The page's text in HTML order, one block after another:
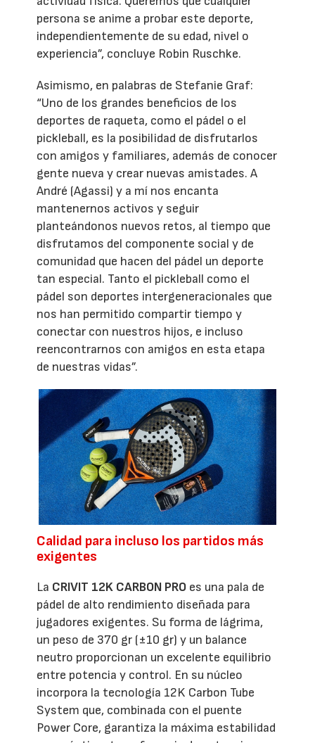
persona se anime a probar este deporte,
independientemente de su edad, nivel o
experiencia”, concluye Robin Ruschke.
Asimismo, en palabras de Stefanie Graf:
“Uno de los grandes beneficios de los
deportes de raqueta, como el pádel o el
pickleball, es la posibilidad de disfrutarlos
con amigos y familiares, además de conocer
gente nueva y crear nuevas amistades. A
André (Agassi) y a mí nos encanta
mantenernos activos y seguir
planteándonos nuevos retos, al tiempo que
disfrutamos del componente social y de
comunidad que hacen del pádel un deporte
tan especial. Tanto el pickleball como el
pádel son deportes intergeneracionales que
nos han permitido compartir tiempo y
conectar con nuestros hijos, e incluso
reencontrarnos con amigos en esta etapa
de nuestras vidas”.
Calidad para incluso los partidos más
exigentes
La CRIVIT 12K CARBON PRO es una pala de
pádel de alto rendimiento diseñada para
jugadores exigentes. Su forma de lágrima,
un peso de 370 gr (±10 gr) y un balance
neutro proporcionan un excelente equilibrio
entre potencia y control. En su núcleo
incorpora la tecnología 12K Carbon Tube
System que, combinada con el puente
Power Core, garantiza la máxima estabilidad